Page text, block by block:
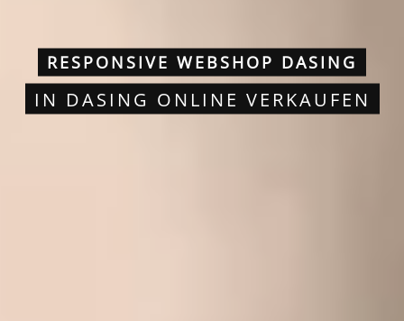
RESPONSIVE WEBSHOP DASING
IN DASING ONLINE VERKAUFEN